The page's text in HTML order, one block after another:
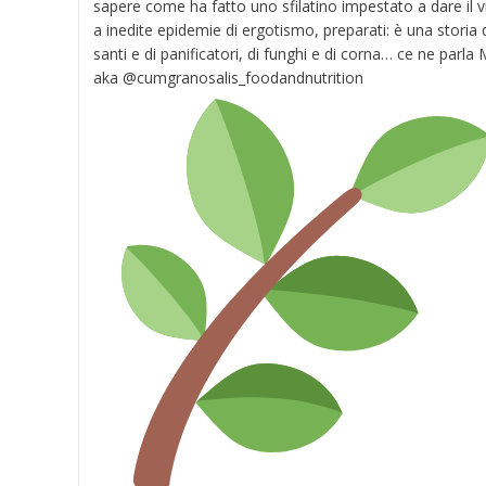
sapere come ha fatto uno sfilatino impestato a dare il
a inedite epidemie di ergotismo, preparati: è una storia
santi e di panificatori, di funghi e di corna… ce ne parla
aka @cumgranosalis_foodandnutrition